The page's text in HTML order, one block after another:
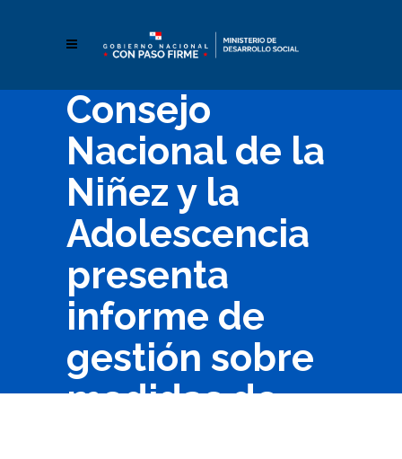
Consejo
Nacional de la
Niñez y la
Adolescencia
presenta
informe de
gestión sobre
medidas de